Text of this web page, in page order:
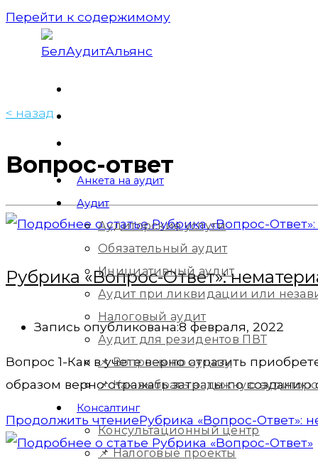
Перейти к содержимому
Анкета на аудит
Аудит
Аудиторские услуги
Обязательный аудит
Инициативный аудит
Аудит при ликвидации или
Налоговый аудит
Аудит для резидентов ПВТ
📌 Вопросы по аудиту
📌 Как выбрать надежную
Консалтинг
Консультационный центр
📌 Налоговые проекты
< назад
Вопрос-ответ
Рубрика «Вопрос-Ответ»:
Запись опубликована:8 февраля, 2022
Вопрос 1-Как в учете верно отразить
образом верно отражать затраты по созданию
Продолжить чтениеРубрика «Вопрос-Ответ»: